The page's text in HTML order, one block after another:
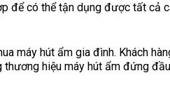
để có thể tận dụng được tất cả
máy hút ẩm gia đình. Khách
thương hiệu máy hút ẩm đứng